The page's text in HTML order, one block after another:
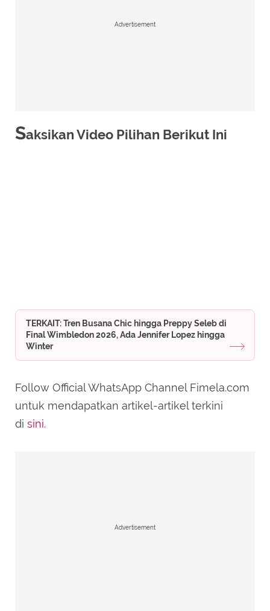
Advertisement
Saksikan Video Pilihan Berikut Ini
TERKAIT: Tren Busana Chic hingga Preppy Seleb di
Final Wimbledon 2026, Ada Jennifer Lopez hingga
Winter
Follow Official WhatsApp Channel Fimela.com
untuk mendapatkan artikel-artikel terkini
di sini.
Advertisement